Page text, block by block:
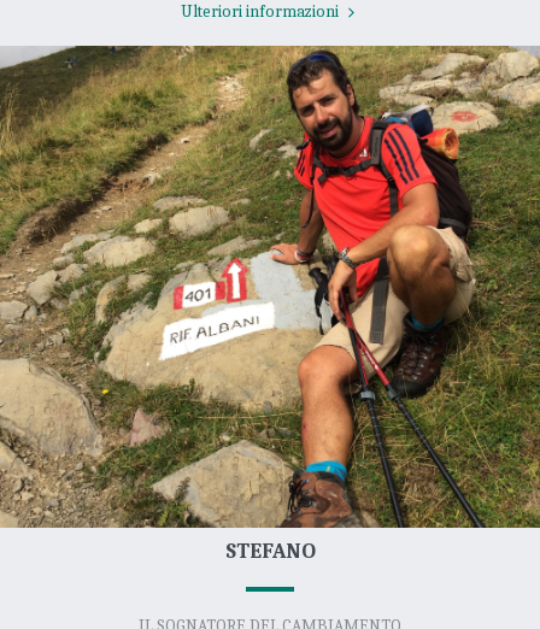
Ulteriori informazioni
STEFANO